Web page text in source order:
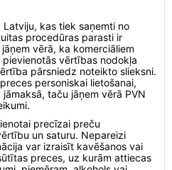
kas tiek saņemti no
procedūras parasti ir
vērā, ka komerciāliem
vērtības nodokļa
pārsniedz noteikto slieksni.
personiskai lietošanai,
taču jāņem vērā PVN
precīzai preču
un saturu. Nepareizi
var izraisīt kavēšanos vai
preces, uz kurām attiecas